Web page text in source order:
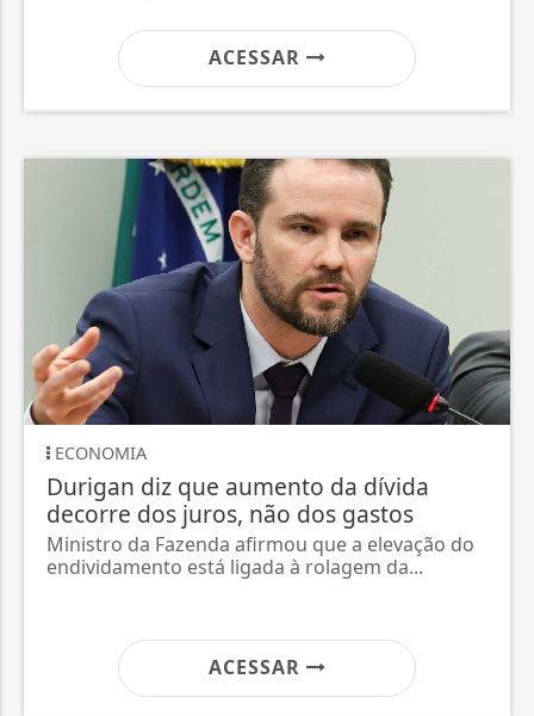
ACESSAR
ECONOMIA
Durigan diz que aumento da dívida
decorre dos juros, não dos gastos
Ministro da Fazenda afirmou que a elevação do
endividamento está ligada à rolagem da...
ACESSAR